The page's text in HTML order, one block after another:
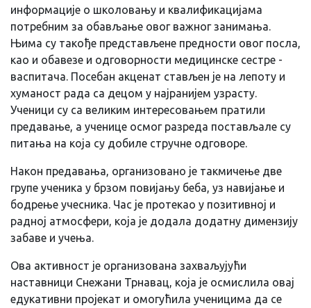
информације о школовању и квалификацијама
потребним за обављање овог важног занимања.
Њима су такође представљене предности овог посла,
као и обавезе и одговорности медицинске сестре -
васпитача. Посебан акценат стављен је на лепоту и
хуманост рада са децом у најранијем узрасту.
Ученици су са великим интересовањем пратили
предавање, а ученице осмог разреда постављале су
питања на која су добиле стручне одговоре.
Након предавања, организовано је такмичење две
групе ученика у брзом повијању беба, уз навијање и
бодрење учесника. Час је протекао у позитивној и
радној атмосфери, која је додала додатну димензију
забаве и учења.
Ова активност је организована захваљујући
наставници Снежани Трнавац, која је осмислила овај
едукативни пројекат и омогућила ученицима да се